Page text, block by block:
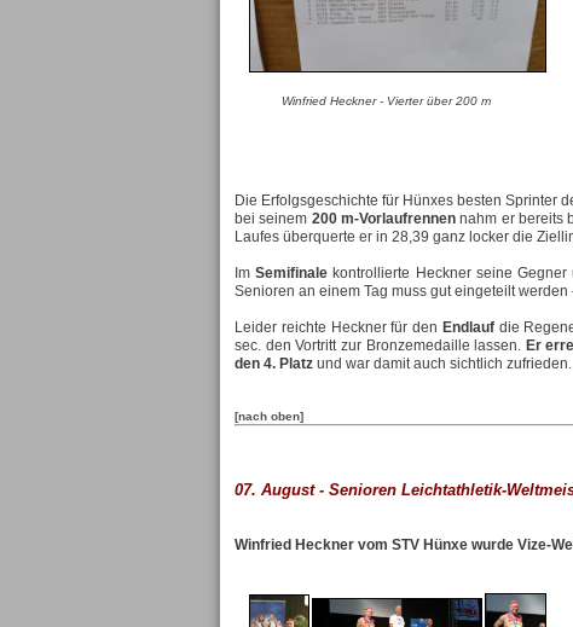
Winfried Heckner - Vierter über 200 m
Die Erfolgsgeschichte für Hünxes besten Sprinter
bei seinem 200 m-Vorlaufrennen nahm er bereits
Laufes überquerte er in 28,39 ganz locker die
ImSemifinale kontrollierte Heckner seine
Senioren an einem Tag muss gut eingeteilt
Leider reichte Heckner für den Endlaufdie
sec. den Vortritt zur Bronzemedaille lassen. Er
den 4. Platz und war damit auch sichtlich zufrieden.
[nach oben]
07. August - Senioren Leichtathletik-
Winfried Heckner vom STV Hünxe wurde Vize-